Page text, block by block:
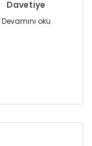
Davetiye
Devamını oku